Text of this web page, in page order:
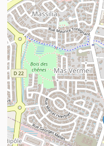
+
−